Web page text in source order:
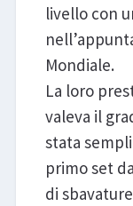
livello con
Mondiale.
La loro
valeva il
stata
primo set
di